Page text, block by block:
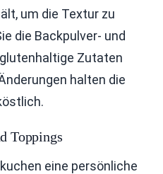
um die Textur zu
die Backpulver- und
Zutaten
halten die
Toppings
eine persönliche